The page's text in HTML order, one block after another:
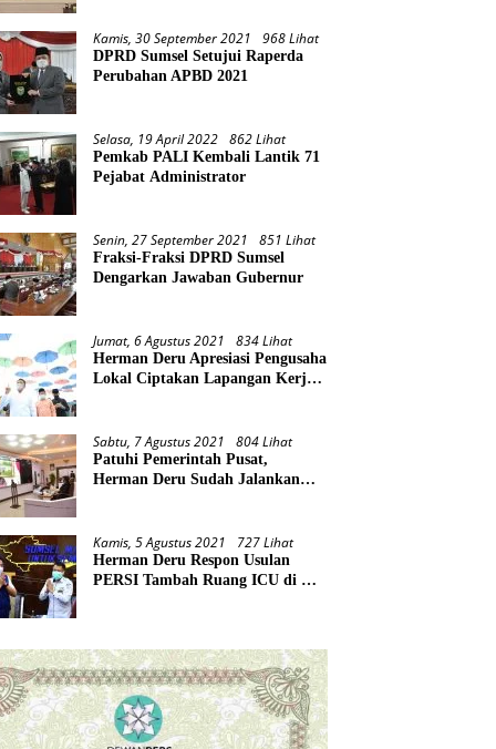
Kamis, 30 September 2021 968 Lihat
DPRD Sumsel Setujui Raperda
Perubahan APBD 2021
Selasa, 19 April 2022 862 Lihat
Pemkab PALI Kembali Lantik 71
Pejabat Administrator
Senin, 27 September 2021 851 Lihat
Fraksi-Fraksi DPRD Sumsel
Dengarkan Jawaban Gubernur
Jumat, 6 Agustus 2021 834 Lihat
Herman Deru Apresiasi Pengusaha
Lokal Ciptakan Lapangan Kerja
Sabtu, 7 Agustus 2021 804 Lihat
Patuhi Pemerintah Pusat,
Herman Deru Sudah Jalankan
Kamis, 5 Agustus 2021 727 Lihat
Herman Deru Respon Usulan
PERSI Tambah Ruang ICU di RS